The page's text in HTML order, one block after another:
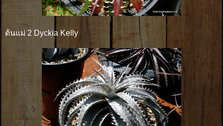
ต้นแม่ 2 Dyckia Kelly